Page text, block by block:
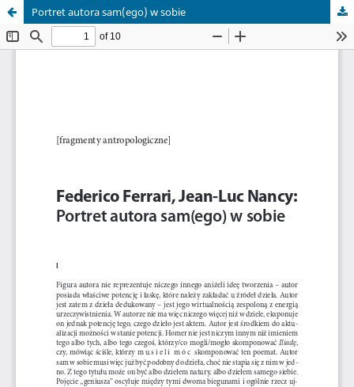
Portret autora sam(ego) w sobie